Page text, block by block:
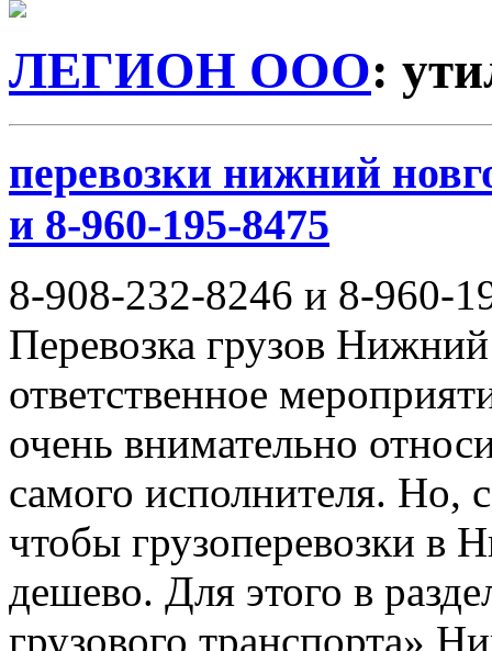
ЛЕГИОН ООО:
перевозки нижний
и 8-960-195-8475
8-908-232-8246 и 8-960-
Перевозка грузов
ответственное
очень внимательно
самого исполнителя. Но,
чтобы грузоперевозки в
дешево. Для этого в
грузового транспорта»